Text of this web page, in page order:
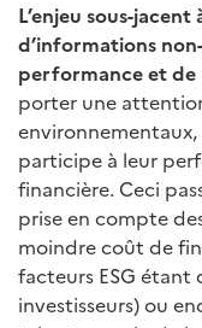
L’enjeu sous-
d’informations
performance et de
porter une
participe à leur
financière. Ceci
prise en compte
moindre coût de
facteurs ESG étant
investisseurs) ou